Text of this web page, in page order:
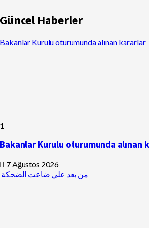
Güncel Haberler
Bakanlar Kurulu oturumunda alınan kararlar
1
Bakanlar Kurulu oturumunda alınan
7 Ağustos 2026
من بعد علي ضاعت الضحكة